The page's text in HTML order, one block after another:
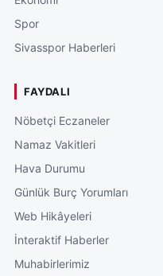
Spor
Sivasspor Haberleri
FAYDALI
Nöbetçi Eczaneler
Namaz Vakitleri
Hava Durumu
Günlük Burç Yorumları
Web Hikâyeleri
İnteraktif Haberler
Muhabirlerimiz